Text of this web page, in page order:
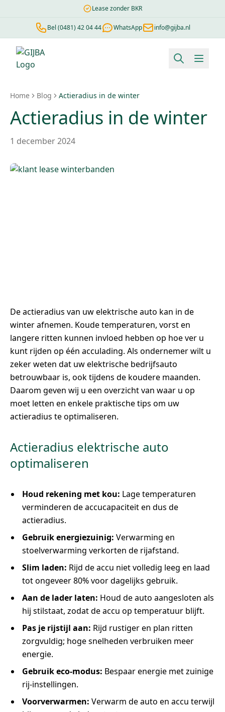
Lease zonder BKR
Bel (0481) 42 04 44 WhatsApp info@gijba.nl
Home Blog Actieradius in de winter
Actieradius in de winter
1 december 2024
De actieradius van uw elektrische auto kan in de
winter afnemen. Koude temperaturen, vorst en
langere ritten kunnen invloed hebben op hoe ver u
kunt rijden op één acculading. Als ondernemer wilt u
zeker weten dat uw elektrische bedrijfsauto
betrouwbaar is, ook tijdens de koudere maanden.
Daarom geven wij u een overzicht van waar u op
moet letten en enkele praktische tips om uw
actieradius te optimaliseren.
Actieradius elektrische auto
optimaliseren
Houd rekening met kou: Lage temperaturen
verminderen de accucapaciteit en dus de
actieradius.
Gebruik energiezuinig: Verwarming en
stoelverwarming verkorten de rijafstand.
Slim laden: Rijd de accu niet volledig leeg en laad
tot ongeveer 80% voor dagelijks gebruik.
Aan de lader laten: Houd de auto aangesloten als
hij stilstaat, zodat de accu op temperatuur blijft.
Pas je rijstijl aan: Rijd rustiger en plan ritten
zorgvuldig; hoge snelheden verbruiken meer
energie.
Gebruik eco-modus: Bespaar energie met zuinige
rij-instellingen.
Voorverwarmen: Verwarm de auto en accu terwijl